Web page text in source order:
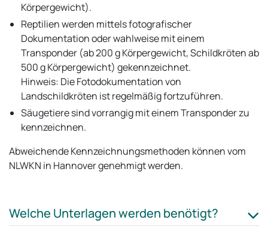
Körpergewicht).
Reptilien werden mittels fotografischer
Dokumentation oder wahlweise mit einem
Transponder (ab 200 g Körpergewicht, Schildkröten ab
500 g Körpergewicht) gekennzeichnet.
Hinweis: Die Fotodokumentation von
Landschildkröten ist regelmäßig fortzuführen.
Säugetiere sind vorrangig mit einem Transponder zu
kennzeichnen.
Abweichende Kennzeichnungsmethoden können vom
NLWKN in Hannover genehmigt werden.
Welche Unterlagen werden benötigt?